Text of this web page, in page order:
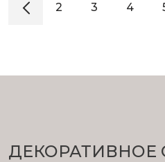
2 3 4